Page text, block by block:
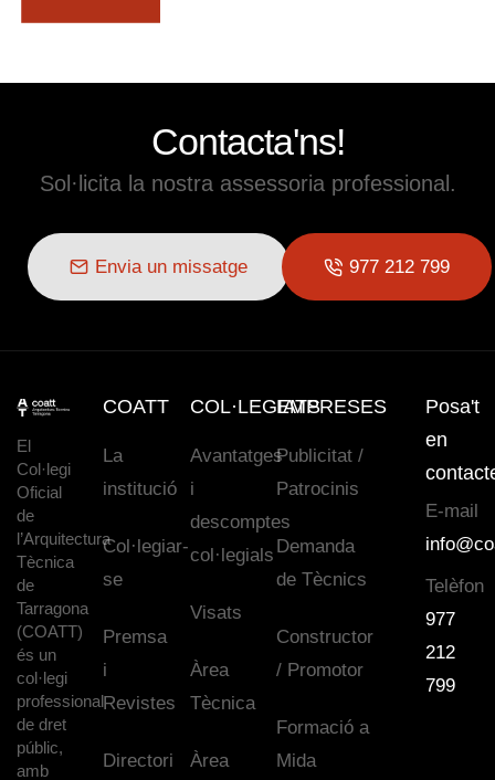
Contacta'ns!
Sol·licita la nostra assessoria professional.
Envia un missatge 977 212 799
El
Col·legi
Oficial
de
l’Arquitectura
Tècnica
de
Tarragona
(COATT)
és un
col·legi
professional
de dret
públic,
amb
COATT
La
institució
Col·legiar-
se
Premsa
i
Revistes
Directori
COL·LEGIATS
Avantatges
i
descomptes
col·legials
Visats
Àrea
Tècnica
Àrea
EMPRESES
Publicitat /
Patrocinis
Demanda
de Tècnics
Constructor
/ Promotor
Formació a
Mida
Posa't
en
E-mail
Telèfon
977
212
799